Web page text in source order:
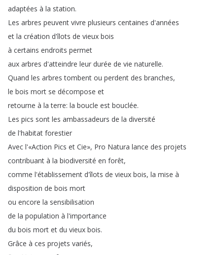
adaptées à la station.
Les arbres peuvent vivre plusieurs centaines d'années
et la création d'îlots de vieux bois
à certains endroits permet
aux arbres d'atteindre leur durée de vie naturelle.
Quand les arbres tombent ou perdent des branches,
le bois mort se décompose et
retourne à la terre: la boucle est bouclée.
Les pics sont les ambassadeurs de la diversité
de l'habitat forestier
Avec l'«Action Pics et Cie», Pro Natura lance des projets
contribuant à la biodiversité en forêt,
comme l'établissement d'îlots de vieux bois, la mise à
disposition de bois mort
ou encore la sensibilisation
de la population à l'importance
du bois mort et du vieux bois.
Grâce à ces projets variés,